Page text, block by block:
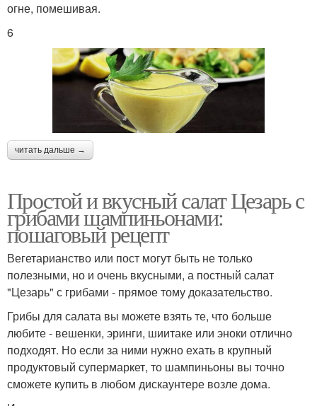
огне, помешивая.
6
читать дальше →
Простой и вкусный салат Цезарь с
грибами шампиньонами:
пошаговый рецепт
Вегетарианство или пост могут быть не только
полезными, но и очень вкусными, а постный салат
"Цезарь" с грибами - прямое тому доказательство.
Грибы для салата вы можете взять те, что больше
любите - вешенки, эринги, шиитаке или эноки отлично
подходят. Но если за ними нужно ехать в крупный
продуктовый супермаркет, то шампиньоны вы точно
сможете купить в любом дискаунтере возле дома.